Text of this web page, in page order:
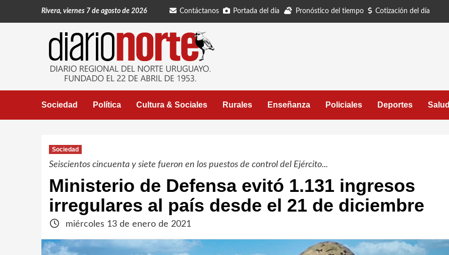
Rivera, viernes 7 de agosto de 2026 Contáctanos Portada del día Pronóstico del tiempo Cotización del día
Sociedad Política Cultura & Sociales Rurales Enseñanza Policiales Deportes Salud
Sociedad
Seiscientos cincuenta y siete fueron en los puestos de control del Ejército...
Ministerio de Defensa evitó 1.131 ingresos
irregulares al país desde el 21 de diciembre
miércoles 13 de enero de 2021